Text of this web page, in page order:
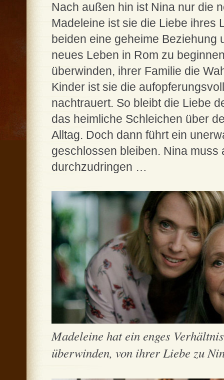
Nach außen hin ist Nina nur die
Madeleine ist sie die Liebe ihres
beiden eine geheime Beziehung
neues Leben in Rom zu
überwinden, ihrer Familie die
Kinder ist sie die
nachtrauert. So bleibt die Liebe
das heimliche Schleichen über
Alltag. Doch dann führt ein
geschlossen bleiben. Nina
durchzudringen …
Madeleine hat ein enges
überwinden, von ihrer Liebe zu